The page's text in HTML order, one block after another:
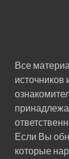
Все
источников
Если Вы
которые